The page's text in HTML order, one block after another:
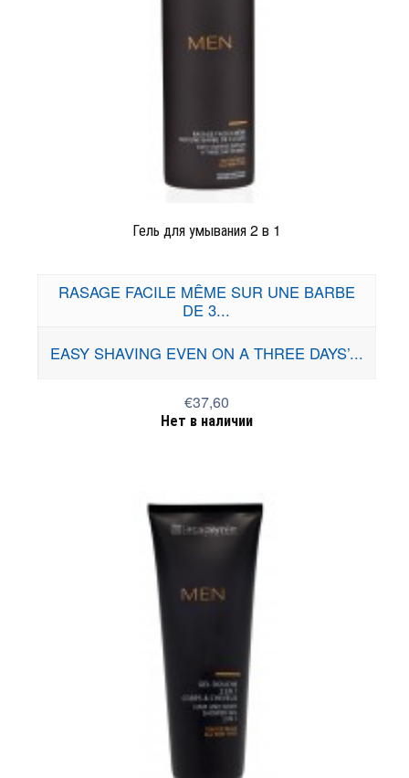
Гель для умывания 2 в 1
RASAGE FACILE MÊME SUR UNE BARBE
DE 3...
EASY SHAVING EVEN ON A THREE DAYS’...
€37,60
Нет в наличии